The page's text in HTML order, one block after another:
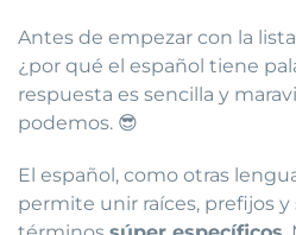
Antes de empezar con la
¿por qué el español tiene
respuesta es sencilla y
podemos. 😎
El español, como otras
permite unir raíces, prefijos y